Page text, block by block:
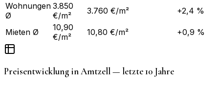
Wohnungen
Ø
3.850
€/m²
3.760 €/m² +2,4 %
Mieten Ø
10,90
€/m²
10,80 €/m² +0,9 %
Preisentwicklung inAmtzell— letzte 10 Jahre